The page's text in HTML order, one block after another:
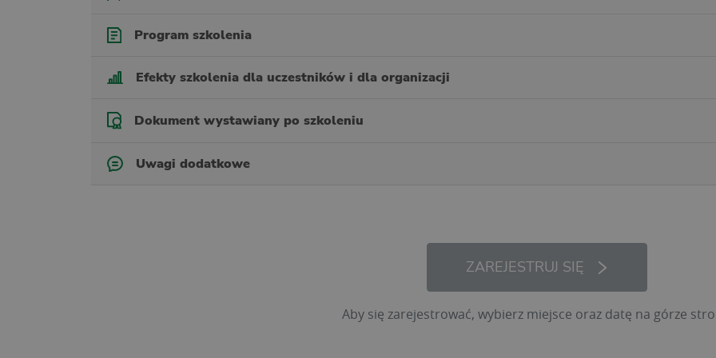
Program szkolenia
Efekty szkolenia dla uczestników i dla organizacji
Dokument wystawiany po szkoleniu
Uwagi dodatkowe
ZAREJESTRUJ SIĘ
Aby się zarejestrować, wybierz miejsce oraz datę na górze